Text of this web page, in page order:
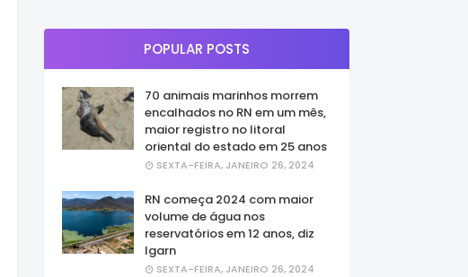
POPULAR POSTS
70 animais marinhos morrem
encalhados no RN em um mês,
maior registro no litoral
oriental do estado em 25 anos
SEXTA-FEIRA, JANEIRO 26, 2024
RN começa 2024 com maior
volume de água nos
reservatórios em 12 anos, diz
Igarn
SEXTA-FEIRA, JANEIRO 26, 2024